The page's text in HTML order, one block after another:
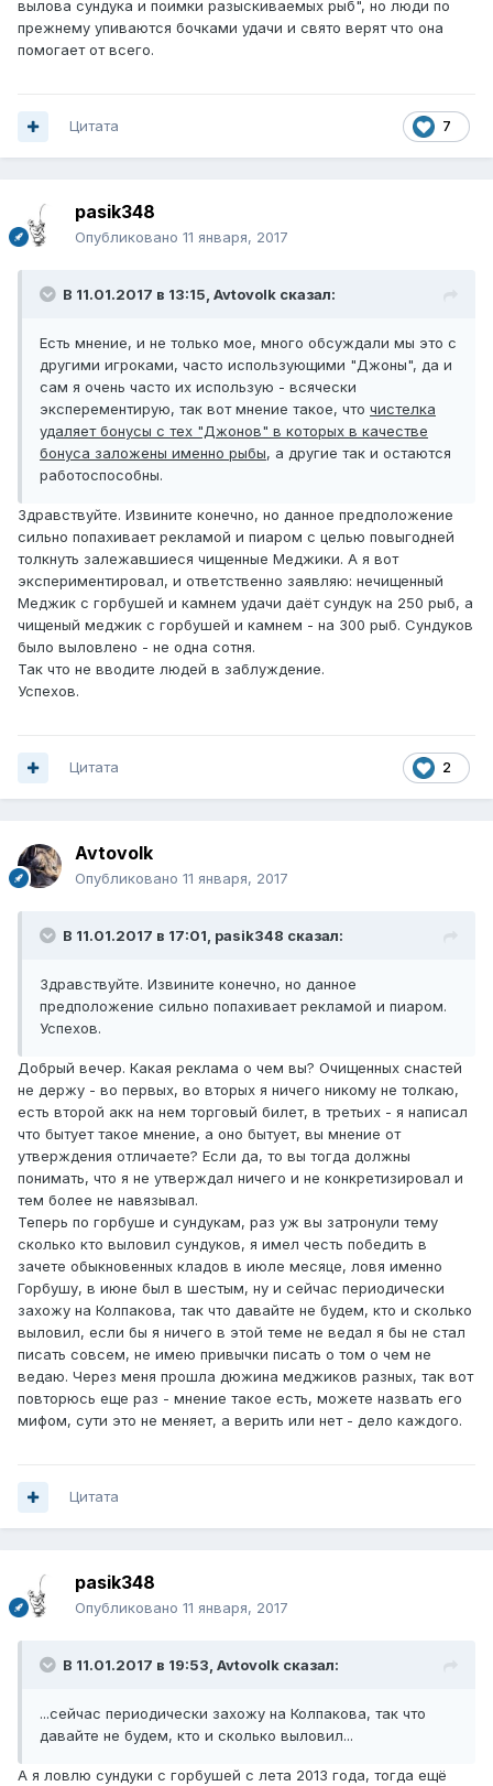
вылова сундука и поимки разыскиваемых рыб", но люди по
прежнему упиваются бочками удачи и свято верят что она
помогает от всего.
7
Цитата
pasik348
Опубликовано 11 января, 2017
В 11.01.2017 в 13:15, Avtovolk сказал:
Есть мнение, и не только мое, много обсуждали мы это с
другими игроками, часто использующими "Джоны", да и
сам я очень часто их использую - всячески
эксперементирую, так вот мнение такое, что чистелка
удаляет бонусы с тех "Джонов" в которых в качестве
бонуса заложены именно рыбы, а другие так и остаются
работоспособны.
Здравствуйте. Извините конечно, но данное предположение
сильно попахивает рекламой и пиаром с целью повыгодней
толкнуть залежавшиеся чищенные Меджики. А я вот
экспериментировал, и ответственно заявляю: нечищенный
Меджик с горбушей и камнем удачи даёт сундук на 250 рыб, а
чищеный меджик с горбушей и камнем - на 300 рыб. Сундуков
было выловлено - не одна сотня.
Так что не вводите людей в заблуждение.
Успехов.
2
Цитата
Avtovolk
Опубликовано 11 января, 2017
В 11.01.2017 в 17:01, pasik348 сказал:
Здравствуйте. Извините конечно, но данное
предположение сильно попахивает рекламой и пиаром.
Успехов.
Добрый вечер. Какая реклама о чем вы? Очищенных снастей
не держу - во первых, во вторых я ничего никому не толкаю,
есть второй акк на нем торговый билет, в третьих - я написал
что бытует такое мнение, а оно бытует, вы мнение от
утверждения отличаете? Если да, то вы тогда должны
понимать, что я не утверждал ничего и не конкретизировал и
тем более не навязывал.
Теперь по горбуше и сундукам, раз уж вы затронули тему
сколько кто выловил сундуков, я имел честь победить в
зачете обыкновенных кладов в июле месяце, ловя именно
Горбушу, в июне был в шестым, ну и сейчас периодически
захожу на Колпакова, так что давайте не будем, кто и сколько
выловил, если бы я ничего в этой теме не ведал я бы не стал
писать совсем, не имею привычки писать о том о чем не
ведаю. Через меня прошла дюжина меджиков разных, так вот
повторюсь еще раз - мнение такое есть, можете назвать его
мифом, сути это не меняет, а верить или нет - дело каждого.
Цитата
pasik348
Опубликовано 11 января, 2017
В 11.01.2017 в 19:53, Avtovolk сказал:
...сейчас периодически захожу на Колпакова, так что
давайте не будем, кто и сколько выловил...
А я ловлю сундуки с горбушей с лета 2013 года, тогда ещё